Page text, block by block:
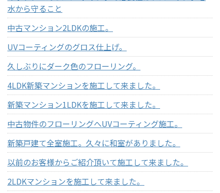
水から守ること
中古マンション2LDKの施工。
UVコーティングのグロス仕上げ。
久しぶりにダーク色のフローリング。
4LDK新築マンションを施工して来ました。
新築マンション1LDKを施工して来ました。
中古物件のフローリングへUVコーティング施工。
新築戸建て全室施工。久々に和室がありました。
以前のお客様からご紹介頂いて施工して来ました。
2LDKマンションを施工して来ました。